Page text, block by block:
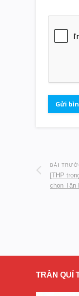
BÀI
[THP
chọn Tân
TRẦN QUÍ